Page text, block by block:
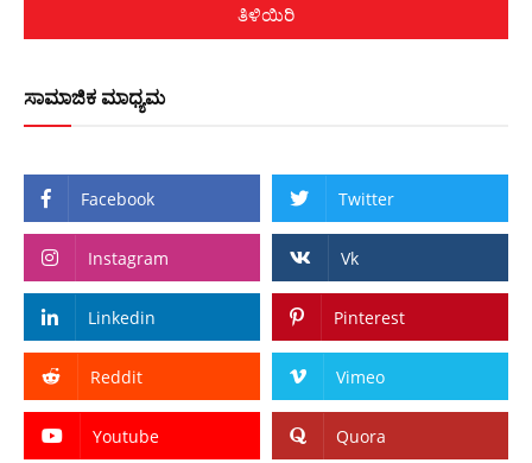
ತಿಳಿಯಿರಿ
ಸಾಮಾಜಿಕ ಮಾಧ್ಯಮ
Facebook Twitter
Instagram Vk
Linkedin Pinterest
Reddit Vimeo
Youtube Quora